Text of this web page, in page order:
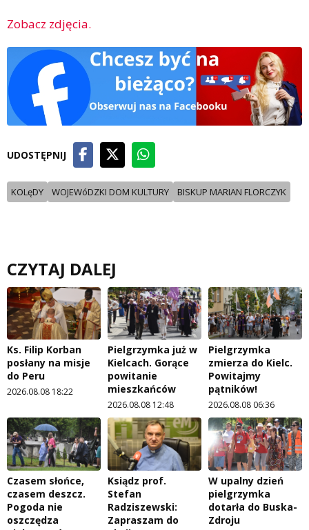
Zobacz zdjęcia.
UDOSTĘPNIJ
KOLęDY WOJEWóDZKI DOM KULTURY BISKUP MARIAN FLORCZYK
CZYTAJ DALEJ
Ks. Filip Korban
posłany na misje
do Peru
2026.08.08 18:22
Pielgrzymka już w
Kielcach. Gorące
powitanie
mieszkańców
2026.08.08 12:48
Pielgrzymka
zmierza do Kielc.
Powitajmy
pątników!
2026.08.08 06:36
Czasem słońce,
czasem deszcz.
Pogoda nie
oszczędza
Ksiądz prof.
Stefan
Radziszewski:
Zapraszam do
W upalny dzień
pielgrzymka
dotarła do Buska-
Zdroju